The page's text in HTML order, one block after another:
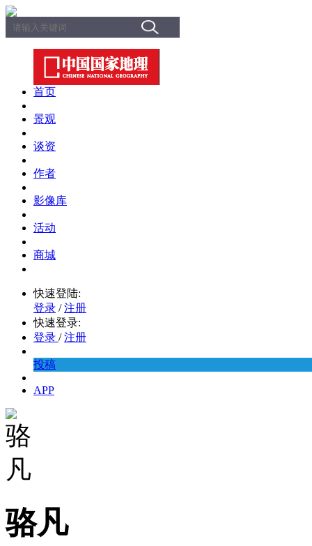
首页
景观
谈资
作者
影像库
活动
商城
快速登陆:
登录 / 注册
快速登录:
登录 / 注册
投稿
APP
骆凡